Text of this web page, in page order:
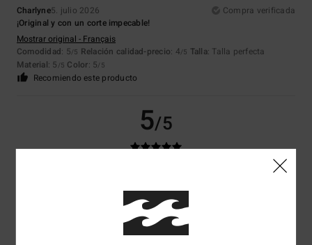
Charlyne5. julio 2026
Compra verificada
¡Original y con un corte impecable!
Mostrar original - Français
Comodidad: 5/5 Relación calidad-precio: 4/5 Talla: Talla perfecta
Material: 5 /5 Color: 5/5
Recomiendo este producto
5/5
La parte trasera de la camiseta es muy bonita
Mostrar original - Français
/5 Talla : Talla perfecta